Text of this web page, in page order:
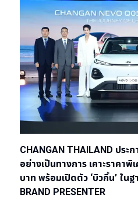
CHANGAN THAILAND ประก
อย่างเป็นทางการ เคาะราคาพิ
บาท พร้อมเปิดตัว ‘บิวกิ้น’ ในฐ
BRAND PRESENTER